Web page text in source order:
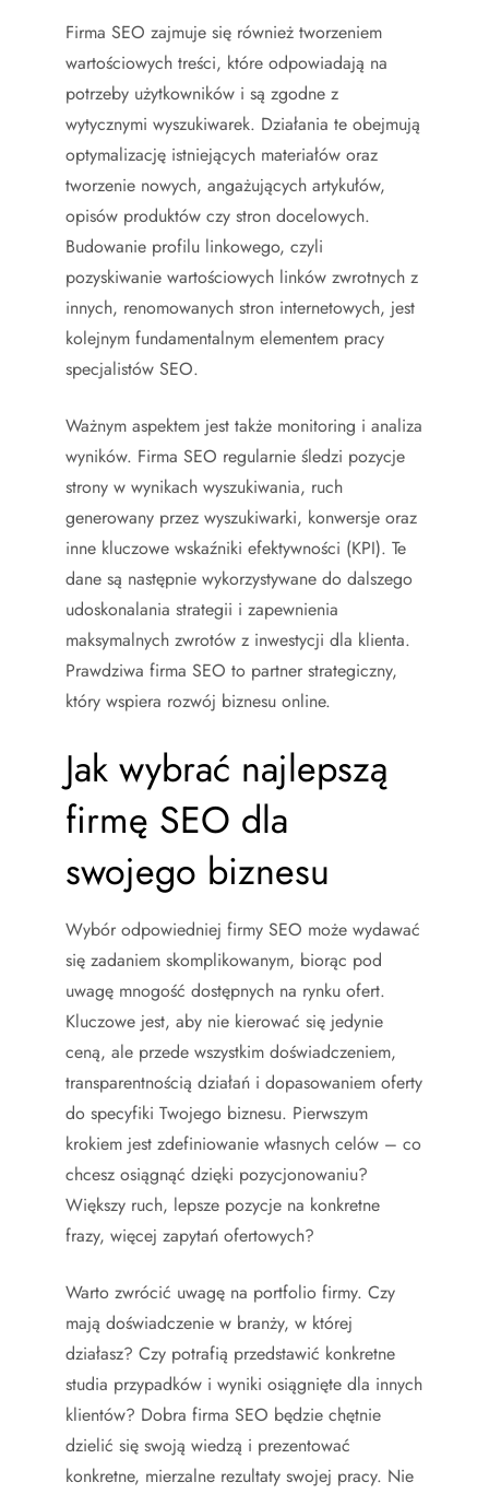
Firma SEO zajmuje się również tworzeniem
wartościowych treści, które odpowiadają na
potrzeby użytkowników i są zgodne z
wytycznymi wyszukiwarek. Działania te obejmują
optymalizację istniejących materiałów oraz
tworzenie nowych, angażujących artykułów,
opisów produktów czy stron docelowych.
Budowanie profilu linkowego, czyli
pozyskiwanie wartościowych linków zwrotnych z
innych, renomowanych stron internetowych, jest
kolejnym fundamentalnym elementem pracy
specjalistów SEO.
Ważnym aspektem jest także monitoring i analiza
wyników. Firma SEO regularnie śledzi pozycje
strony w wynikach wyszukiwania, ruch
generowany przez wyszukiwarki, konwersje oraz
inne kluczowe wskaźniki efektywności (KPI). Te
dane są następnie wykorzystywane do dalszego
udoskonalania strategii i zapewnienia
maksymalnych zwrotów z inwestycji dla klienta.
Prawdziwa firma SEO to partner strategiczny,
który wspiera rozwój biznesu online.
Jak wybrać najlepszą
firmę SEO dla
swojego biznesu
Wybór odpowiedniej firmy SEO może wydawać
się zadaniem skomplikowanym, biorąc pod
uwagę mnogość dostępnych na rynku ofert.
Kluczowe jest, aby nie kierować się jedynie
ceną, ale przede wszystkim doświadczeniem,
transparentnością działań i dopasowaniem oferty
do specyfiki Twojego biznesu. Pierwszym
krokiem jest zdefiniowanie własnych celów – co
chcesz osiągnąć dzięki pozycjonowaniu?
Większy ruch, lepsze pozycje na konkretne
frazy, więcej zapytań ofertowych?
Warto zwrócić uwagę na portfolio firmy. Czy
mają doświadczenie w branży, w której
działasz? Czy potrafią przedstawić konkretne
studia przypadków i wyniki osiągnięte dla innych
klientów? Dobra firma SEO będzie chętnie
dzielić się swoją wiedzą i prezentować
konkretne, mierzalne rezultaty swojej pracy. Nie